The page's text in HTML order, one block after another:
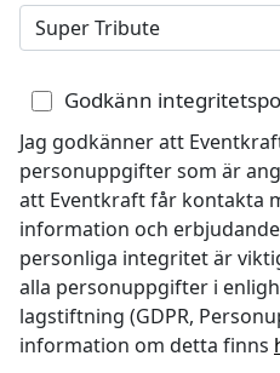
Godkänn
Jag godkänner att
personuppgifter som är
att Eventkraft får kontakta
information och
personliga integritet är
alla personuppgifter i
lagstiftning (GDPR,
information om detta finns